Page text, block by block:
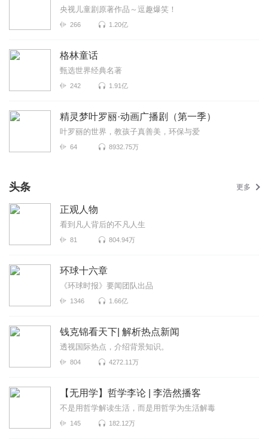
央视儿童剧原著作品～逗趣爆笑！
266 1.20亿
格林童话
甄选世界经典名著
242 1.91亿
精灵梦叶罗丽·动画广播剧（第一季）
叶罗丽的世界，教孩子真善美，环保与爱
64 8932.75万
头条 更多
正观人物
看到凡人背后的不凡人生
81 804.94万
环球十六章
《环球时报》要闻团队出品
1346 1.66亿
钱克锦看天下| 解析热点新闻
透视国际热点，介绍背景知识。
804 4272.11万
【无用学】哲学李论 | 李浩然播客
不是用哲学解读生活，而是用哲学为生活解毒
145 182.12万